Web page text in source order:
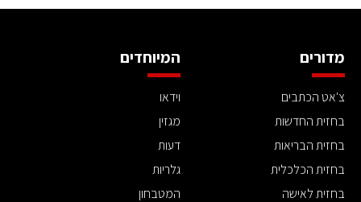
מדורים
צ'אט הכתבים
בחזית החדשות
בחזית הבריאות
בחזית הכלכלית
בחזית לאישה
המיוחדים
וידאו
מגזין
דעות
גלריות
המטבחון